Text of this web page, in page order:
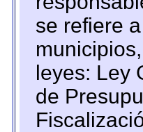
se refiere
leyes: Ley
de